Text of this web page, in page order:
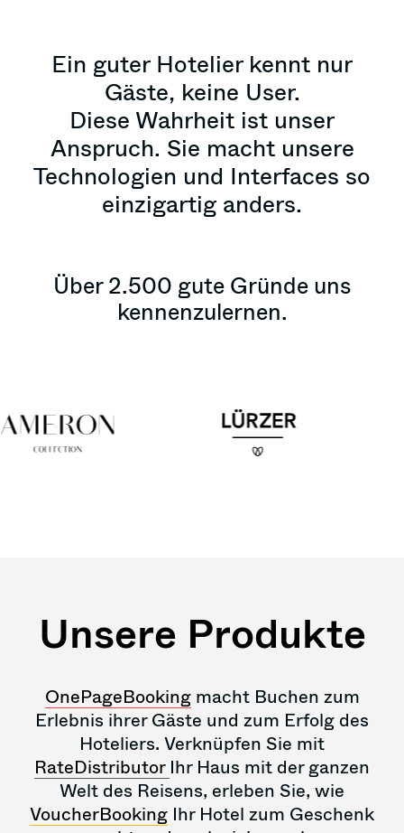
Ein guter Hotelier kennt nur
Gäste, keine User.
Diese Wahrheit ist unser
Anspruch. Sie macht unsere
Technologien und Interfaces so
einzigartig anders.
Über 2.500 gute Gründe uns
kennenzulernen.
Unsere Produkte
OnePageBookingmacht Buchen zum
Erlebnis ihrer Gäste und zum Erfolg des
Hoteliers. Verknüpfen Sie mit
RateDistributorIhr Haus mit der ganzen
Welt des Reisens, erleben Sie, wie
VoucherBooking Ihr Hotel zum Geschenk